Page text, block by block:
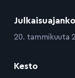
:20. tammikuuta
Kesto